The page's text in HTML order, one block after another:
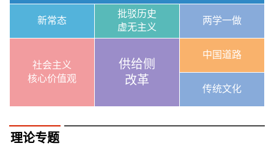
新常态
批驳历史
虚无主义
两学一做
社会主义
核心价值观
供给侧
改革
中国道路
传统文化
理论专题